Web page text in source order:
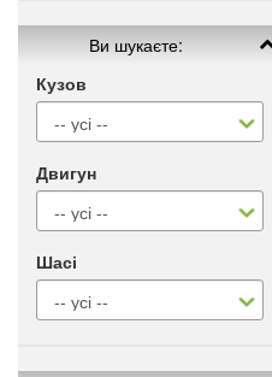
Ви шукаєте:
Кузов
Двигун
Шасі